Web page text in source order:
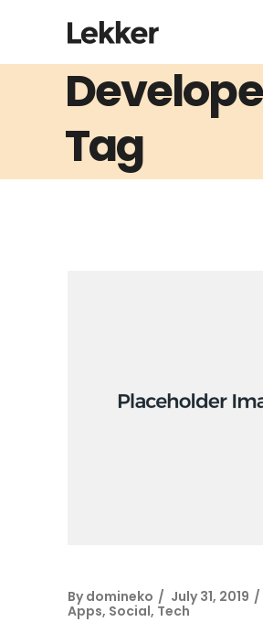
Tag
By domineko
July 31, 2019
Apps, Social, Tech